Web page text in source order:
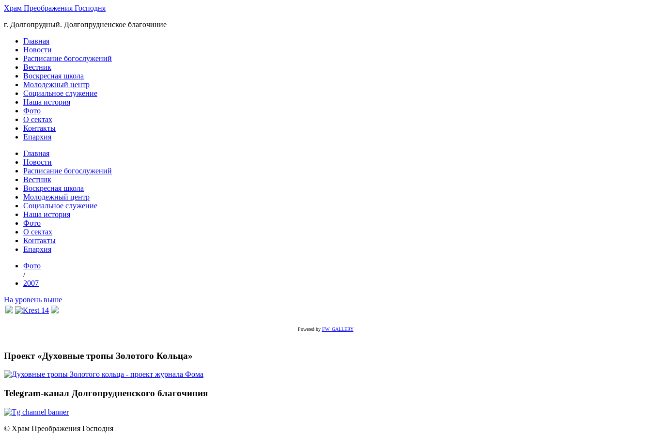
Храм Преображения Господня
г. Долгопрудный. Долгопрудненское благочиние
Главная
Новости
Расписание богослужений
Вестник
Воскресная школа
Молодежный центр
Социальное служение
Наша история
Фото
О сектах
Контакты
Епархия
Главная
Новости
Расписание богослужений
Вестник
Воскресная школа
Молодежный центр
Социальное служение
Наша история
Фото
О сектах
Контакты
Епархия
Фото
/
2007
На уровень выше
Powered by FW_GALLERY
Проект «Духовные тропы Золотого Кольца»
Telegram-канал Долгопрудненского благочиния
© Храм Преображения Господня